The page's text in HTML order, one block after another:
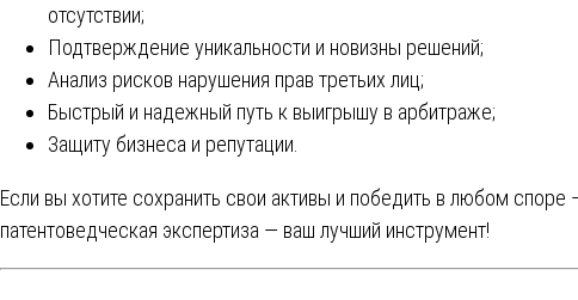
отсутствии;
Подтверждение уникальности и новизны решений;
Анализ рисков нарушения прав третьих лиц;
Быстрый и надежный путь к выигрышу в арбитраже;
Защиту бизнеса и репутации.
Если вы хотите сохранить свои активы и победить в любом споре
патентоведческая экспертиза — ваш лучший инструмент!